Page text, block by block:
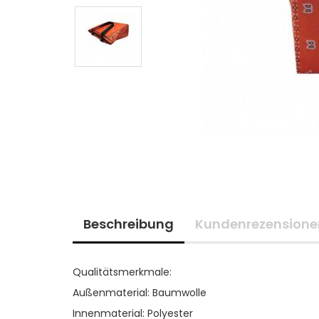
Beschreibung
Qualitätsmerkmale:
Außenmaterial: Baumwolle
Innenmaterial: Polyester